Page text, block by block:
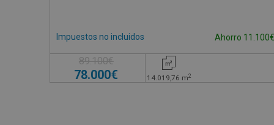
Impuestos no incluidos Ahorro 11.100€
89.100€
78.000€ 14.019,76 m2